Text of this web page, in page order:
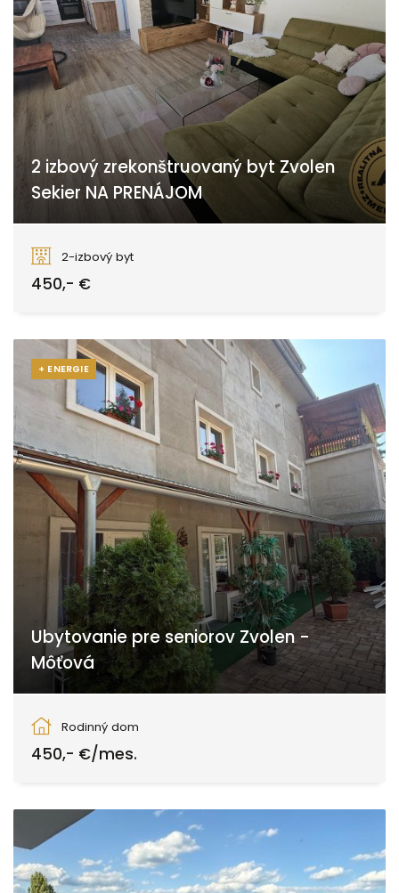
2 izbový zrekonštruovaný byt Zvolen
Sekier NA PRENÁJOM
2-izbový byt
450,- €
+ ENERGIE
Ubytovanie pre seniorov Zvolen -
Môťová
Rodinný dom
450,- €/mes.